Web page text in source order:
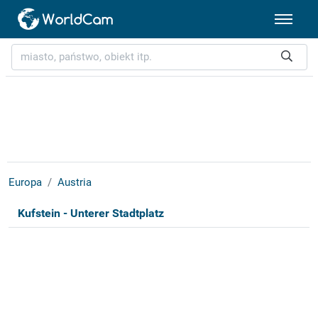
Europa Austria
Kufstein - Unterer Stadtplatz